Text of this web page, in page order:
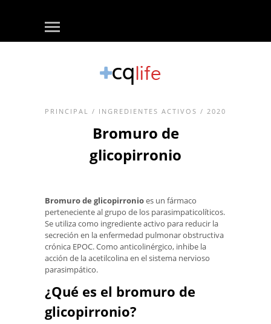
PRINCIPAL / INGREDIENTES ACTIVOS / 2020
Bromuro de
glicopirronio
Bromuro de glicopirronioes un fármaco
perteneciente al grupo de los parasimpaticolíticos.
Se utiliza como ingrediente activo para reducir la
secreción en la enfermedad pulmonar obstructiva
crónica EPOC. Como anticolinérgico, inhibe la
acción de la acetilcolina en el sistema nervioso
parasimpático.
¿Qué es el bromuro de
glicopirronio?